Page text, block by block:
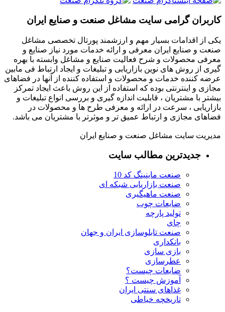
کاربران گرامی سایت مشاغل صنعت و صنایع ایران
یکی از اقدامات بسیار مهم و ارزشمند پورتال تخصصی مشاغل
صنعت و صنایع ایران معرفی و ارائه خدمات مورد نیاز صنایع و
معرفی محصولات و شرح فعالیت صنایع و مشاغل وابسته با بهره
گیری از روش های نوین بازاریابی و تبلیغات و ایجاد ارتباط فی مابین
عرضه کننده خدمات و محصولات و استفاده کننده از آنها در فضاهای
مجازی و اینترنتی بوده که استفاده از این روش باعث ایجاد تمرکز
بیشتر با مشتریان ، قابلیت اندازه گیری و بررسی انواع تبلیغات و
بازاریابی ، سرعت در ارائه و معرفی طرح ها و محصولات در
فضاهای مجازی و ارتباط عمیق تر و موثرتر با مشتریان می باشد.
مدیریت سایت مشاغل صنعت و صنایع ایران
جدیدترین مطالب سایت
صنعت ماینینگ کد 10
صنعت بازاریابی شبکه ای
صنعت ماهیگیری
ضایعات چوب
تولید پارچه
چای
صنعت تابلوسازی ایران و جهان
بانکداری
بازی سازی
عطرسازی
ضایعات چیست؟
آموزش چیست ؟
غذاهای سنتی ایران
تاریخچه خیاطی